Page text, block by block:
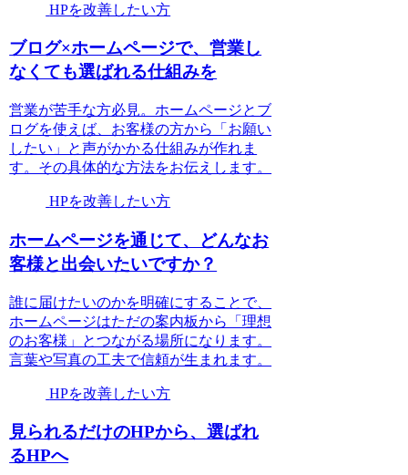
HPを改善したい方
ブログ×ホームページで、営業し
なくても選ばれる仕組みを
営業が苦手な方必見。ホームページとブ
ログを使えば、お客様の方から「お願い
したい」と声がかかる仕組みが作れま
す。その具体的な方法をお伝えします。
HPを改善したい方
ホームページを通じて、どんなお
客様と出会いたいですか？
誰に届けたいのかを明確にすることで、
ホームページはただの案内板から「理想
のお客様」とつながる場所になります。
言葉や写真の工夫で信頼が生まれます。
HPを改善したい方
見られるだけのHPから、選ばれ
るHPへ